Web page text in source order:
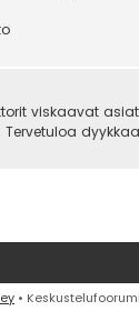
viskaavat
•